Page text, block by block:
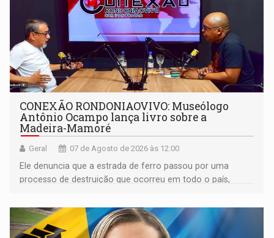
CONEXÃO RONDONIAOVIVO: Museólogo
Antônio Ocampo lança livro sobre a
Madeira-Mamoré
Geral 07 de Agosto de 2026 às 12:00
Ele denuncia que a estrada de ferro passou por uma
processo de destruição que ocorreu em todo o país,